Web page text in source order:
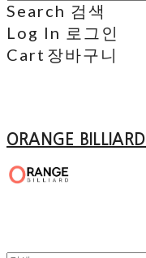
Search 검색
Log In 로그인
Cart 장바구니
ORANGE BILLIARD